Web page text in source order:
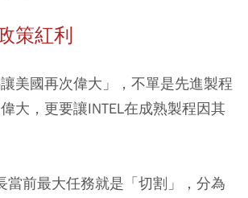
策紅利
美國再次偉大」，不單是先進製程
大，更要讓INTEL在成熟製程因其
當前最大任務就是「切割」，分為